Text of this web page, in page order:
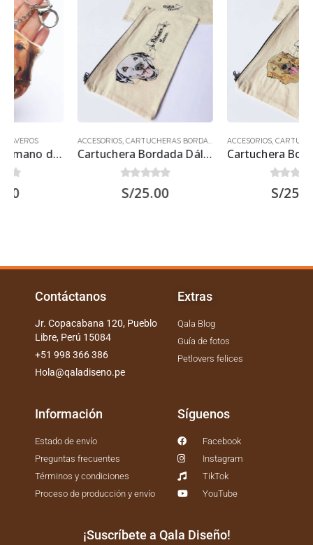
ACCESORIOS CARTUCHERAS BORDADAS
Cartuchera Bordada Dálmata
ACCESORIOS CARTUCHERAS BORDADAS
Cartuchera Bordada Golden Retriever
Contáctanos
Jr. Copacabana 120, Pueblo
Libre, Perú 15084
+51 998 366 386
Hola@qaladiseno.pe
Extras
Qala Blog
Guía de fotos
Petlovers felices
Información
Estado de envío
Preguntas frecuentes
Términos y condiciones
Proceso de producción y envío
Síguenos
Facebook
Instagram
TikTok
YouTube
¡Suscríbete a Qala Diseño!